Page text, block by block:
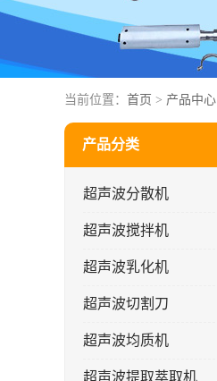
当前位置： 首页 > 产品中心
产品分类
超声波分散机
超声波搅拌机
超声波乳化机
超声波切割刀
超声波均质机
超声波提取萃取机